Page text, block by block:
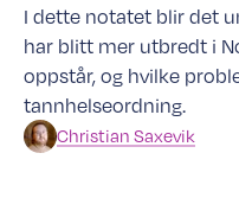
I dette notatet blir det
har blitt mer utbredt i
oppstår, og hvilke
tannhelseordning.
Christian Saxevik